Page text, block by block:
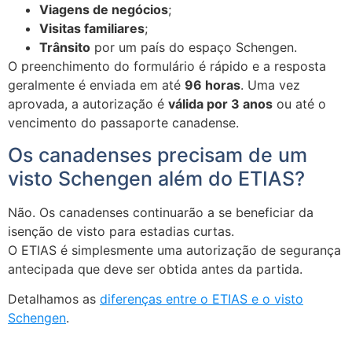
Viagens de negócios;
Visitas familiares;
Trânsito por um país do espaço Schengen.
O preenchimento do formulário é rápido e a resposta
geralmente é enviada em até 96 horas. Uma vez
aprovada, a autorização é válida por 3 anos ou até o
vencimento do passaporte canadense.
Os canadenses precisam de um
visto Schengen além do ETIAS?
Não. Os canadenses continuarão a se beneficiar da
isenção de visto para estadias curtas.
O ETIAS é simplesmente uma autorização de segurança
antecipada que deve ser obtida antes da partida.
Detalhamos as diferenças entre o ETIAS e o visto
Schengen.